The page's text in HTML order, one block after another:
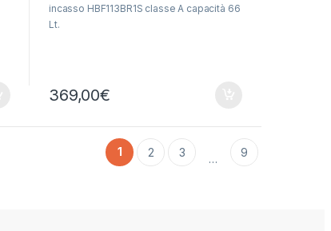
incasso HBF113BR1S classe A capacità 66
Lt.
369,00€
1 2 3 … 9